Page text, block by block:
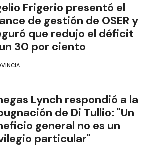
Frigerio presentó el
de gestión de OSER y
que redujo el déficit
30 por ciento
Lynch respondió a la
de Di Tullio: "Un
general no es un
particular"